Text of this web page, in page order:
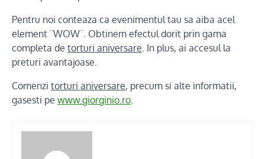
Pentru noi conteaza ca evenimentul tau sa aiba acel
element ¨WOW¨. Obtinem efectul dorit prin gama
completa de torturi aniversare . In plus, ai accesul la
preturi avantajoase.
Comenzi torturi aniversare, precum si alte informatii,
gasesti pe www.giorginio.ro